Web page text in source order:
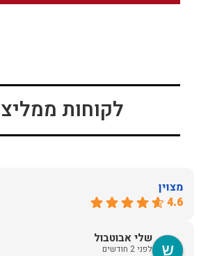
לקוחות
מצוין
4.6
שלי אבוטבול
לפני 2 חודשים